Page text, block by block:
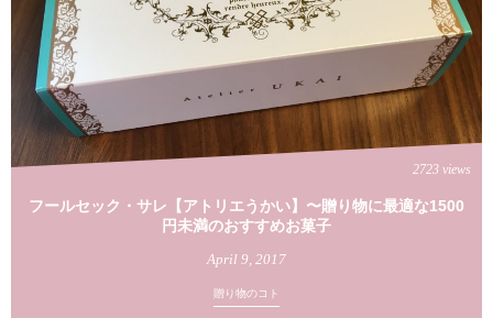
フールセック・サレ【アトリエうかい】〜贈り物に最適な1500
円未満のおすすめお菓子
April 9, 2017
贈り物のコト
2723 views